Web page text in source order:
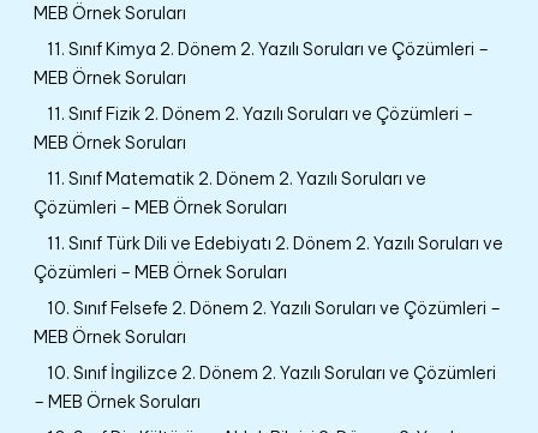
MEB Örnek Soruları
11. Sınıf Kimya 2. Dönem 2. Yazılı Soruları ve Çözümleri –
MEB Örnek Soruları
11. Sınıf Fizik 2. Dönem 2. Yazılı Soruları ve Çözümleri –
MEB Örnek Soruları
11. Sınıf Matematik 2. Dönem 2. Yazılı Soruları ve
Çözümleri – MEB Örnek Soruları
11. Sınıf Türk Dili ve Edebiyatı 2. Dönem 2. Yazılı Soruları ve
Çözümleri – MEB Örnek Soruları
10. Sınıf Felsefe 2. Dönem 2. Yazılı Soruları ve Çözümleri –
MEB Örnek Soruları
10. Sınıf İngilizce 2. Dönem 2. Yazılı Soruları ve Çözümleri
– MEB Örnek Soruları